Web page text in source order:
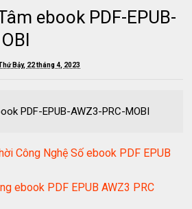
ebook PDF-EPUB-
Bảy, 22 tháng 4, 2023
PDF-EPUB-AWZ3-PRC-MOBI
Công Nghệ Số ebook PDF EPUB
ebook PDF EPUB AWZ3 PRC